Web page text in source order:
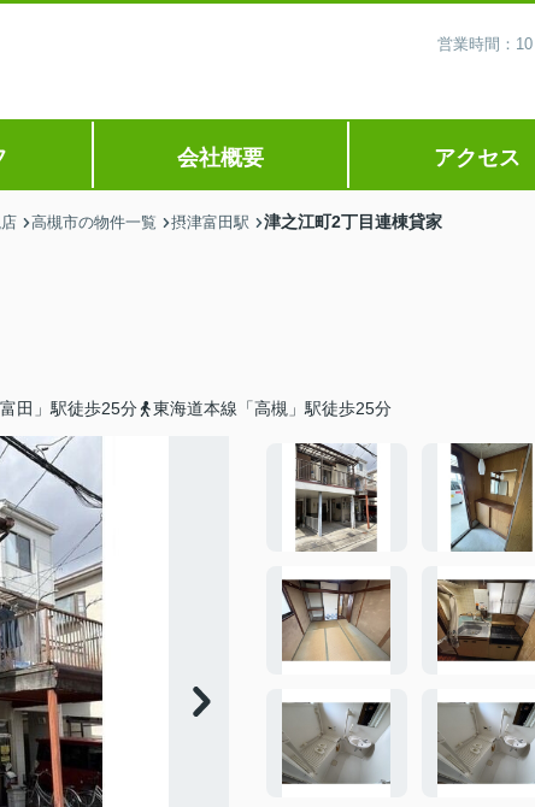
営業時間：
会社概要 アクセス
高槻市の物件一覧 摂津富田駅 津之江町2丁目連棟貸家
田」駅徒歩25分 東海道本線「高槻」駅徒歩25分